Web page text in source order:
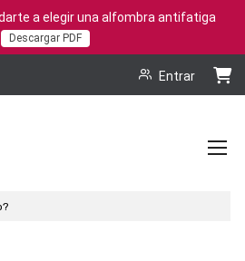
a elegir una alfombra antifatiga
Descargar PDF
Entrar